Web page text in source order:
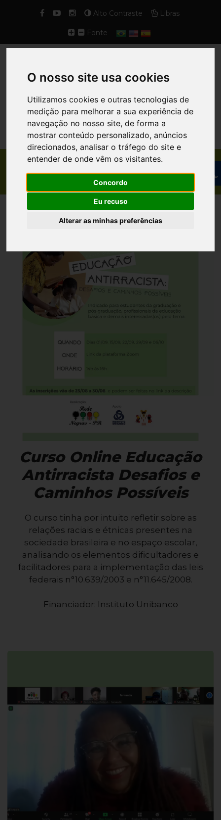
O nosso site usa cookies
Utilizamos cookies e outras tecnologias de
medição para melhorar a sua experiência de
navegação no nosso site, de forma a
mostrar conteúdo personalizado, anúncios
direcionados, analisar o tráfego do site e
entender de onde vêm os visitantes.
Concordo
Eu recuso
Alterar as minhas preferências
Alto Contraste Libras
Fonte
PROJETO / REALIZADOS
Curso Online Educação
Antirracista Desafios e
Caminhos Possíveis
O curso tinha por intuito refletir sobre as
relações raciais e étnicas presentes na
sociedade brasileira e no espaço escolar,
analisando os elementos dificultadores e
facilitadores para a implementação das leis
federais n°10.639/2003 e n°11.645/2008.
Financiador: Instituto Unibanco